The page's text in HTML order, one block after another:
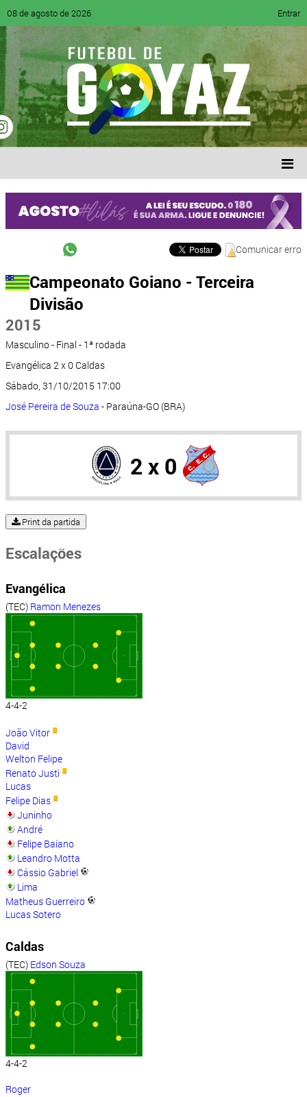
08 de agosto de 2026 Entrar
Comunicar erro
Campeonato Goiano - Terceira
Divisão
2015
Masculino - Final - 1ª rodada
Evangélica 2 x 0 Caldas
Sábado, 31/10/2015 17:00
José Pereira de Souza - Paraúna-GO (BRA)
2 x 0
Print da partida
Escalações
Evangélica
(TEC) Ramon Menezes
4-4-2
João Vitor
David
Welton Felipe
Renato Justi
Lucas
Felipe Dias
Juninho
André
Felipe Baiano
Leandro Motta
Cássio Gabriel
Lima
Matheus Guerreiro
Lucas Sotero
Caldas
(TEC) Edson Souza
4-4-2
Roger